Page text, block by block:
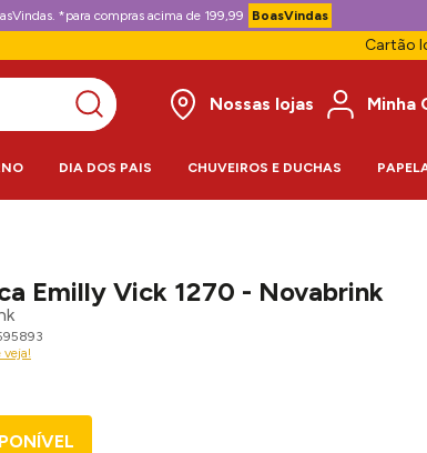
*para compras acima de 199,99 BoasVindas
Cartão
Nossas lojas
Minha
DIA DOS PAIS CHUVEIROS E DUCHAS
Emilly Vick 1270 - Novabrink
veja!